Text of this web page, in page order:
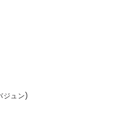
ュン)